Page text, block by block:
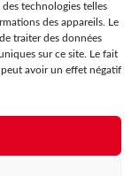
technologies telles
des appareils. Le
traiter des données
sur ce site. Le fait
avoir un effet négatif